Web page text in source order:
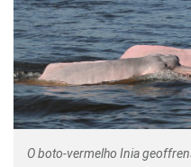
O boto-vermelho Inia